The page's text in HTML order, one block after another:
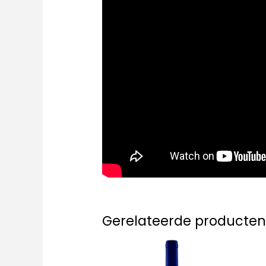
Gerelateerde producten